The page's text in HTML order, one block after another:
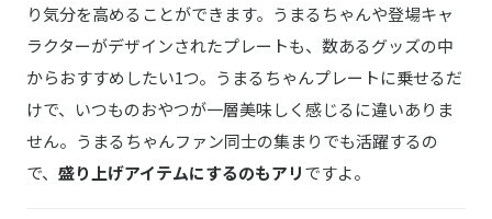
り気分を高めることができます。うまるちゃんや登場キャ
ラクターがデザインされたプレートも、数あるグッズの中
からおすすめしたい1つ。うまるちゃんプレートに乗せるだ
けで、いつものおやつが一層美味しく感じるに違いありま
せん。うまるちゃんファン同士の集まりでも活躍するの
で、 盛り上げアイテムにするのもアリですよ。